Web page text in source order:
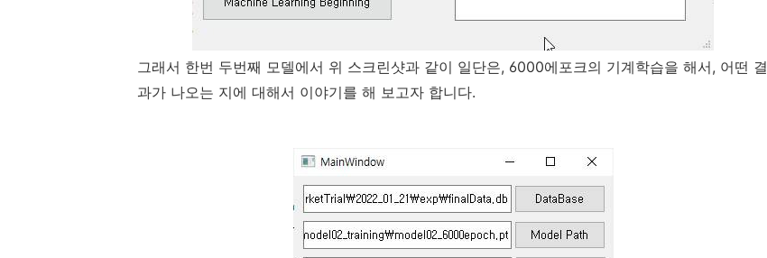
그래서 한번 두번째 모델에서 위 스크린샷과 같이 일단은, 6000에포크의 기계학습을 해서, 어떤 결
과가 나오는 지에 대해서 이야기를 해 보고자 합니다.